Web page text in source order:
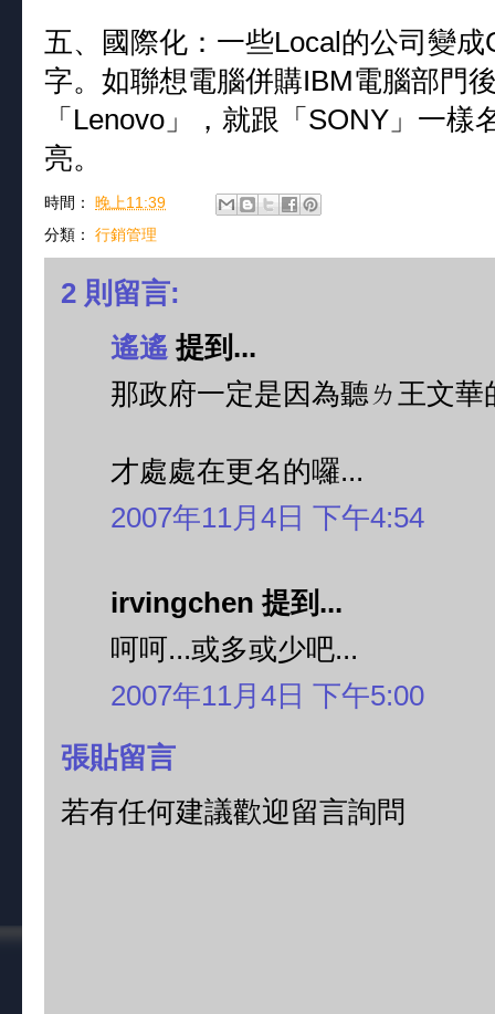
五、國際化：一些Local的公司變
字。如聯想電腦併購IBM電腦部門
「Lenovo」，就跟「SONY」一
亮。
時間： 晚上11:39
分類： 行銷管理
2 則留言:
遙遙 提到...
那政府一定是因為聽ㄌ王文華
才處處在更名的囉...
2007年11月4日 下午4:54
irvingchen 提到...
呵呵...或多或少吧...
2007年11月4日 下午5:00
張貼留言
若有任何建議歡迎留言詢問